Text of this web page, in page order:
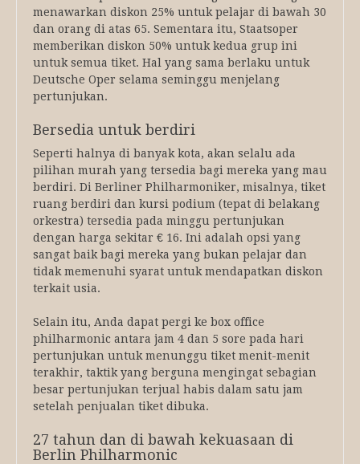
menawarkan diskon 25% untuk pelajar di bawah 30
dan orang di atas 65. Sementara itu, Staatsoper
memberikan diskon 50% untuk kedua grup ini
untuk semua tiket. Hal yang sama berlaku untuk
Deutsche Oper selama seminggu menjelang
pertunjukan.
Bersedia untuk berdiri
Seperti halnya di banyak kota, akan selalu ada
pilihan murah yang tersedia bagi mereka yang mau
berdiri. Di Berliner Philharmoniker, misalnya, tiket
ruang berdiri dan kursi podium (tepat di belakang
orkestra) tersedia pada minggu pertunjukan
dengan harga sekitar € 16. Ini adalah opsi yang
sangat baik bagi mereka yang bukan pelajar dan
tidak memenuhi syarat untuk mendapatkan diskon
terkait usia.
Selain itu, Anda dapat pergi ke box office
philharmonic antara jam 4 dan 5 sore pada hari
pertunjukan untuk menunggu tiket menit-menit
terakhir, taktik yang berguna mengingat sebagian
besar pertunjukan terjual habis dalam satu jam
setelah penjualan tiket dibuka.
27 tahun dan di bawah kekuasaan di
Berlin Philharmonic